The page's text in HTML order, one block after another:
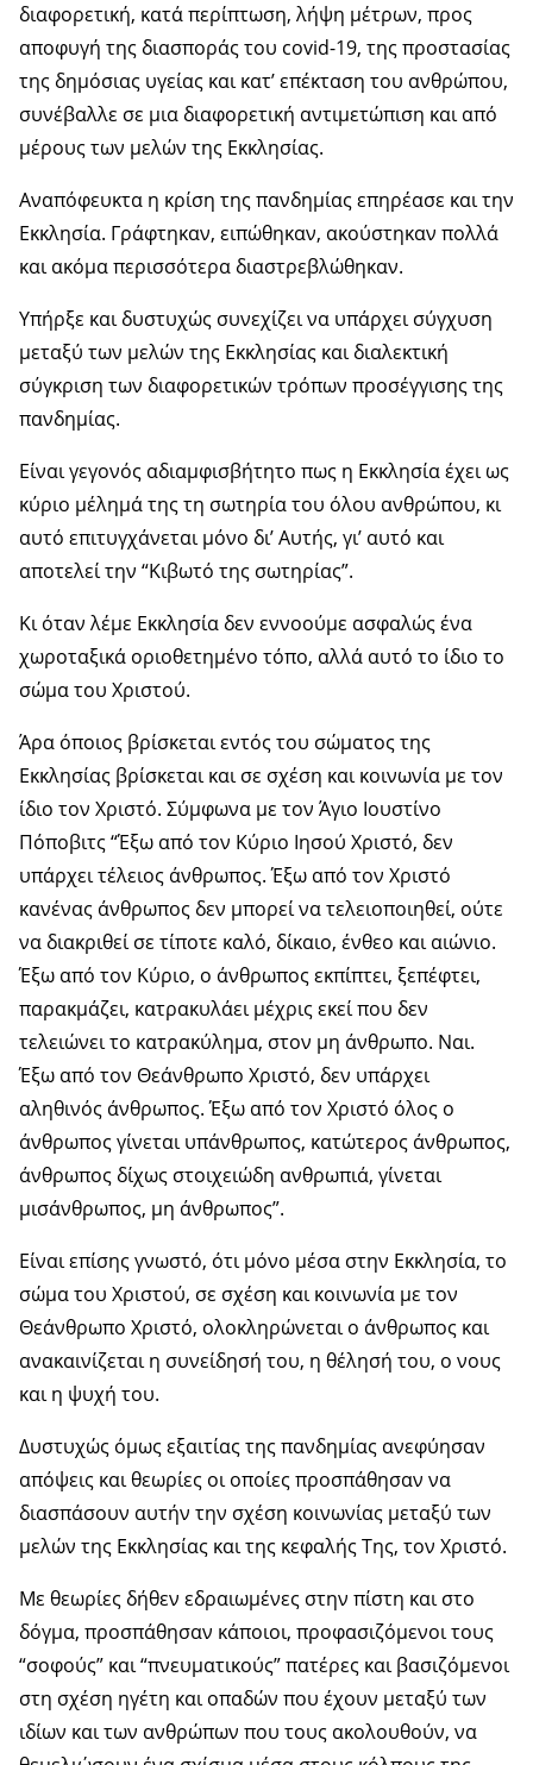
διαφορετική, κατά περίπτωση, λήψη μέτρων, προς
αποφυγή της διασποράς του covid-19, της προστασίας
της δημόσιας υγείας και κατ’ επέκταση του ανθρώπου,
συνέβαλλε σε μια διαφορετική αντιμετώπιση και από
μέρους των μελών της Εκκλησίας.
Αναπόφευκτα η κρίση της πανδημίας επηρέασε και την
Εκκλησία. Γράφτηκαν, ειπώθηκαν, ακούστηκαν πολλά
και ακόμα περισσότερα διαστρεβλώθηκαν.
Υπήρξε και δυστυχώς συνεχίζει να υπάρχει σύγχυση
μεταξύ των μελών της Εκκλησίας και διαλεκτική
σύγκριση των διαφορετικών τρόπων προσέγγισης της
πανδημίας.
Είναι γεγονός αδιαμφισβήτητο πως η Εκκλησία έχει ως
κύριο μέλημά της τη σωτηρία του όλου ανθρώπου, κι
αυτό επιτυγχάνεται μόνο δι’ Αυτής, γι’ αυτό και
αποτελεί την “Κιβωτό της σωτηρίας”.
Κι όταν λέμε Εκκλησία δεν εννοούμε ασφαλώς ένα
χωροταξικά οριοθετημένο τόπο, αλλά αυτό το ίδιο το
σώμα του Χριστού.
Άρα όποιος βρίσκεται εντός του σώματος της
Εκκλησίας βρίσκεται και σε σχέση και κοινωνία με τον
ίδιο τον Χριστό. Σύμφωνα με τον Άγιο Ιουστίνο
Πόποβιτς “Έξω από τον Κύριο Ιησού Χριστό, δεν
υπάρχει τέλειος άνθρωπος. Έξω από τον Χριστό
κανένας άνθρωπος δεν μπορεί να τελειοποιηθεί, ούτε
να διακριθεί σε τίποτε καλό, δίκαιο, ένθεο και αιώνιο.
Έξω από τον Κύριο, ο άνθρωπος εκπίπτει, ξεπέφτει,
παρακμάζει, κατρακυλάει μέχρις εκεί που δεν
τελειώνει το κατρακύλημα, στον μη άνθρωπο. Ναι.
Έξω από τον Θεάνθρωπο Χριστό, δεν υπάρχει
αληθινός άνθρωπος. Έξω από τον Χριστό όλος ο
άνθρωπος γίνεται υπάνθρωπος, κατώτερος άνθρωπος,
άνθρωπος δίχως στοιχειώδη ανθρωπιά, γίνεται
μισάνθρωπος, μη άνθρωπος”.
Είναι επίσης γνωστό, ότι μόνο μέσα στην Εκκλησία, το
σώμα του Χριστού, σε σχέση και κοινωνία με τον
Θεάνθρωπο Χριστό, ολοκληρώνεται ο άνθρωπος και
ανακαινίζεται η συνείδησή του, η θέλησή του, ο νους
και η ψυχή του.
Δυστυχώς όμως εξαιτίας της πανδημίας ανεφύησαν
απόψεις και θεωρίες οι οποίες προσπάθησαν να
διασπάσουν αυτήν την σχέση κοινωνίας μεταξύ των
μελών της Εκκλησίας και της κεφαλής Της, τον Χριστό.
Με θεωρίες δήθεν εδραιωμένες στην πίστη και στο
δόγμα, προσπάθησαν κάποιοι, προφασιζόμενοι τους
“σοφούς” και “πνευματικούς” πατέρες και βασιζόμενοι
στη σχέση ηγέτη και οπαδών που έχουν μεταξύ των
ιδίων και των ανθρώπων που τους ακολουθούν, να